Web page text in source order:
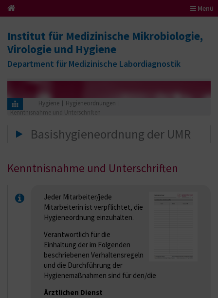
Menü
Institut für Medizinische Mikrobiologie,
Virologie und Hygiene
Department für Medizinische Labordiagnostik
Hygiene
Hygieneordnungen
Kenntnisnahme und Unterschriften
Basishygieneordnung der UMR
Kenntnisnahme und Unterschriften
Jeder Mitarbeiter/jede
Mitarbeiterin ist verpflichtet, die
Hygieneordnung einzuhalten.
Verantwortlich für die
Einhaltung der im Folgenden
beschriebenen Verhaltensregeln
und die Durchführung der
Hygienemaßnahmen sind für den/die
Ärztlichen Dienst